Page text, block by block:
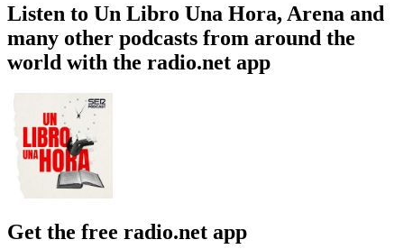
Listen to Un Libro Una Hora, Arena and
many other podcasts from around the
world with the radio.net app
Get the free radio.net app